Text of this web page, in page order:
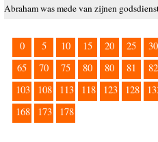
Abraham was mede van zijnen
0 5 10 15 20 25 30
65
70 75 80 80 81 82
103
108 113 118 123 128
168
173 178